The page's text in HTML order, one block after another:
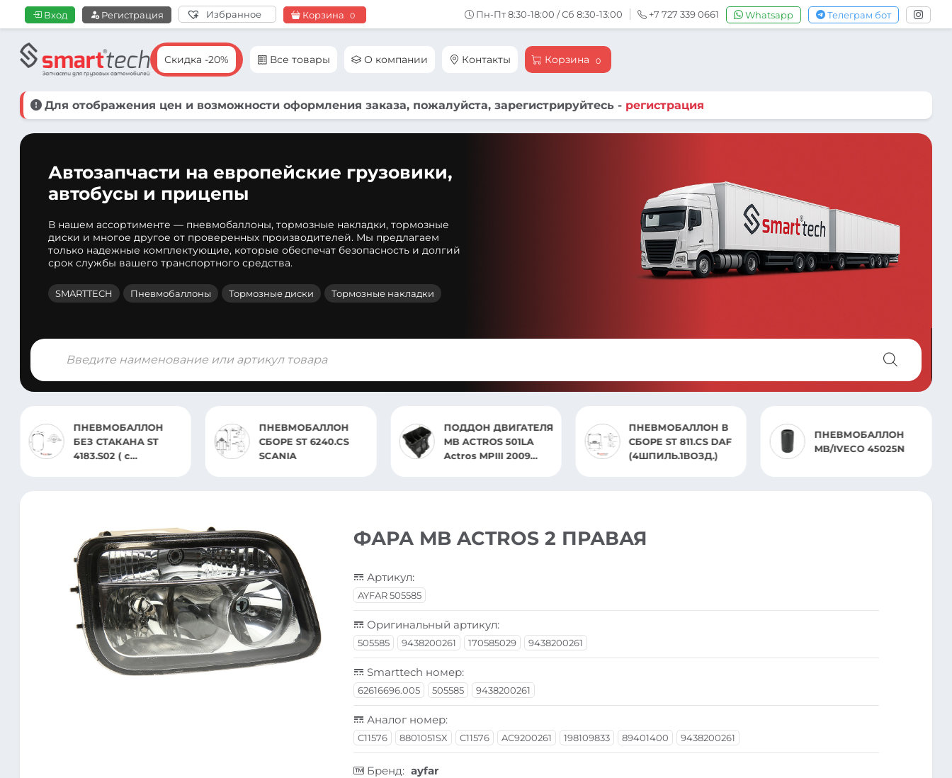
Вход Регистрация Избранное Корзина 0 Пн-Пт 8:30-18:00 / Сб 8:30-13:00 +7 727 339 0661 Whatsapp Телеграм бот
Скидка -20% Все товары О компании Контакты Корзина 0
Для отображения цен и возможности оформления заказа, пожалуйста, зарегистрируйтесь - регистрация
Автозапчасти на европейские грузовики,
автобусы и прицепы
В нашем ассортименте — пневмобаллоны, тормозные накладки, тормозные
диски и многое другое от проверенных производителей. Мы предлагаем
только надежные комплектующие, которые обеспечат безопасность и долгий
срок службы вашего транспортного средства.
SMARTTECH Пневмобаллоны Тормозные диски Тормозные накладки
Поиск
товаров
ПНЕВМОБАЛЛОН
БЕЗ СТАКАНА ST
4183.S02 ( с
ПНЕВМОБАЛЛОН
СБОРЕ ST 6240.CS
SCANIA
ПОДДОН ДВИГАТЕЛЯ
MB ACTROS 501LA
Actros MPIII 2009
ПНЕВМОБАЛЛОН В
СБОРЕ ST 811.CS DAF
(4ШПИЛЬ.1ВОЗД.)
ПНЕВМОБАЛЛОН
MB/IVECO 45025N
ФАРА MB ACTROS 2 ПРАВАЯ
Артикул:
AYFAR 505585
Оригинальный артикул:
505585 9438200261 170585029 9438200261
Smarttech номер:
62616696.005 505585 9438200261
Аналог номер:
C11576 8801051SX C11576 AC9200261 198109833 89401400 9438200261
Бренд: ayfar